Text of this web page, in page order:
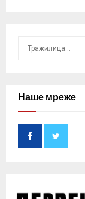
cНаше мреже